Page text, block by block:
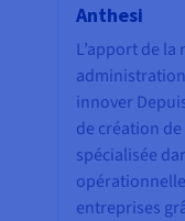
Anthesi
L’apport de
innover
de création
spécialisée
entreprises